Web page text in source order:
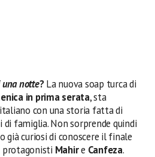
una notte?La nuova soap turca di
in prima serata, sta
con una storia fatta di
famiglia. Non sorprende quindi
curiosi di conoscere il finale
protagonisti Mahire Canfeza.